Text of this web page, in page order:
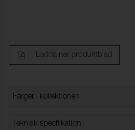
Ladda ner produktblad
Färger i kollektionen
Färger i kollektionen
Teknisk specifikation